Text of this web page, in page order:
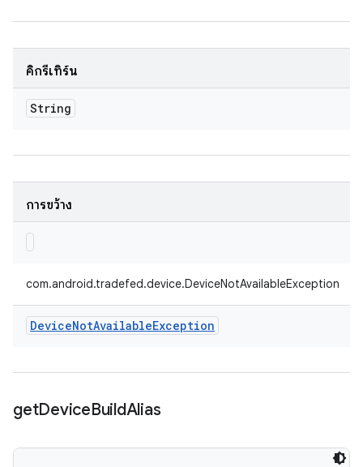
คิกรีเทิร์น
String
การขว้าง
com.android.tradefed.device.DeviceNotAvailableException
DeviceNotAvailableException
getDeviceBuildAlias